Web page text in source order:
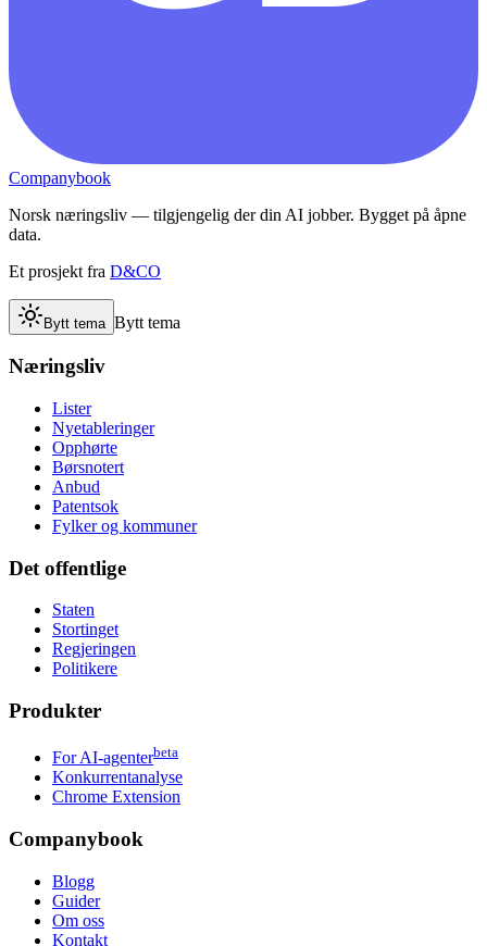
Companybook
Norsk næringsliv — tilgjengelig der din AI jobber. Bygget på åpne
data.
Et prosjekt fra D&CO
Bytt tema Bytt tema
Næringsliv
Lister
Nyetableringer
Opphørte
Børsnotert
Anbud
Patentsok
Fylker og kommuner
Det offentlige
Staten
Stortinget
Regjeringen
Politikere
Produkter
For AI-agenterbeta
Konkurrentanalyse
Chrome Extension
Companybook
Blogg
Guider
Om oss
Kontakt